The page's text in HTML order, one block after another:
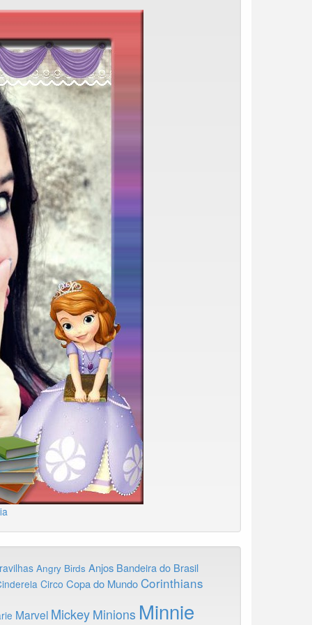
Angry Birds Anjos Bandeira do Brasil
Circo Copa do Mundo Corinthians
Marvel Mickey Minions Minnie